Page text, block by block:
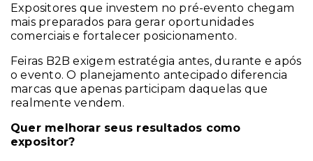
Expositores que investem no pré-evento chegam
mais preparados para gerar oportunidades
comerciais e fortalecer posicionamento.
Feiras B2B exigem estratégia antes, durante e após
o evento. O planejamento antecipado diferencia
marcas que apenas participam daquelas que
realmente vendem.
Quer melhorar seus resultados como
expositor?